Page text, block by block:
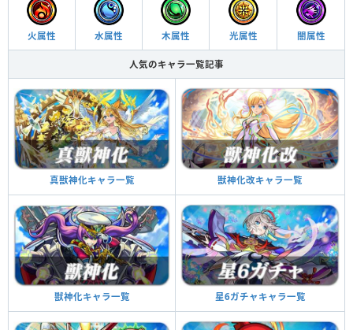
火属性 水属性 木属性 光属性 闇属性
人気のキャラ一覧記事
真獣神化キャラ一覧 獣神化改キャラ一覧
獣神化キャラ一覧 星6ガチャキャラ一覧